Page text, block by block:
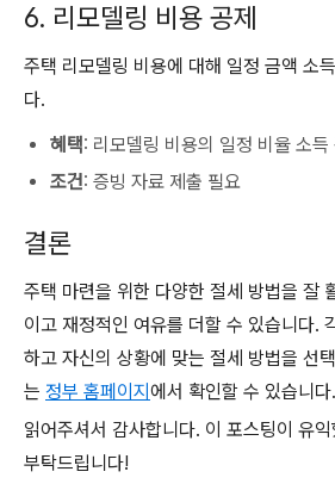
6. 리모델링 비용 공제
주택 리모델링 비용에 대해 일정 금액 소
다.
혜택: 리모델링 비용의 일정 비율 소득
조건: 증빙 자료 제출 필요
결론
주택 마련을 위한 다양한 절세 방법을 잘
이고 재정적인 여유를 더할 수 있습니다.
하고 자신의 상황에 맞는 절세 방법을 선
는 정부 홈페이지에서 확인할 수 있습니다.
읽어주셔서 감사합니다. 이 포스팅이 유
부탁드립니다!